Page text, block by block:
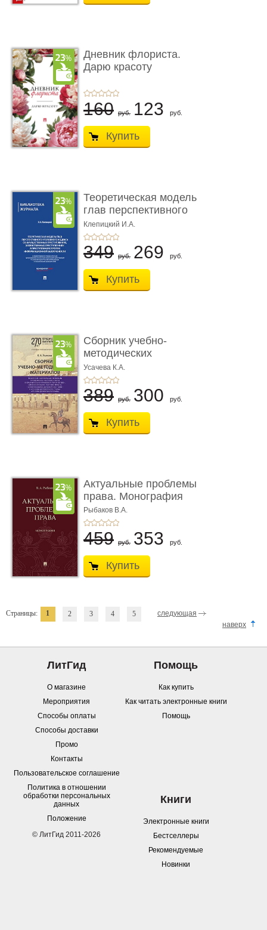
Дневник флориста.
Дарю красоту
160 руб. 123 руб.
Купить
Теоретическая модель
глав перспективного
УК о ...
Клепицкий И.А.
349 руб. 269 руб.
Купить
Сборник учебно-
методических
материалов по кур ...
Усачева К.А.
389 руб. 300 руб.
Купить
Актуальные проблемы
права. Монография
Рыбаков В.А.
459 руб. 353 руб.
Купить
Страницы: 1 2 3 4 5
следующая
наверх
ЛитГид
О магазине
Мероприятия
Способы оплаты
Способы доставки
Промо
Контакты
Пользовательское соглашение
Политика в отношении
обработки персональных
данных
Положение
© ЛитГид 2011-2026
Помощь
Как купить
Как читать электронные книги
Помощь
Книги
Электронные книги
Бестселлеры
Рекомендуемые
Новинки